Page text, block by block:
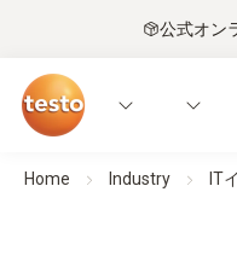
公式オン
Home Industry IT